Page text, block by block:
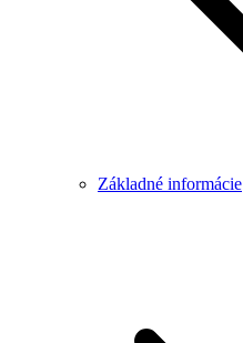
Základné informácie